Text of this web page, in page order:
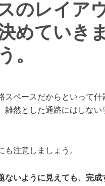
のレイア
めていきま
。
スペースだからといって什
雑然とした通路にはしない
も注意しましょう。
ないように見えても、完成